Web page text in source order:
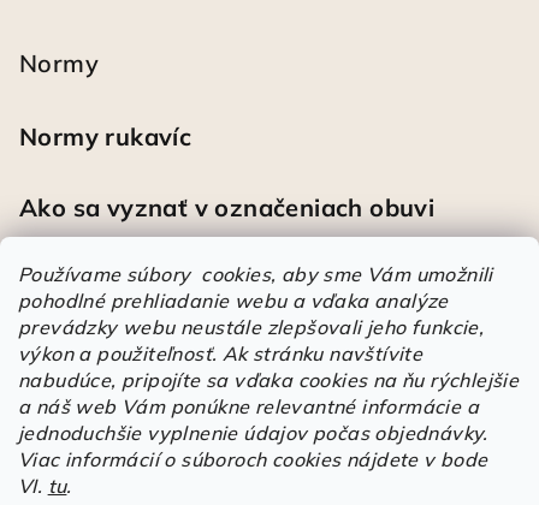
Používame súbory cookies, aby sme Vám umožnili
pohodlné prehliadanie webu a vďaka analýze
prevádzky webu neustále zlepšovali jeho funkcie,
výkon a použiteľnosť. Ak stránku navštívite
nabudúce, pripojíte sa vďaka cookies na ňu rýchlejšie
a náš web Vám ponúkne relevantné informácie a
jednoduchšie vyplnenie údajov počas objednávky.
Viac informácií o súboroch cookies nájdete v bode
VI. tu.
Normy
Normy rukavíc
Ako sa vyznať v označeniach obuvi
Heureka
Športové pracovné poltopánky PRESTIGE CLASSIC biele
Hodnotenie produktu je 5 z 5 hviezdičiek.
| Mária
Á